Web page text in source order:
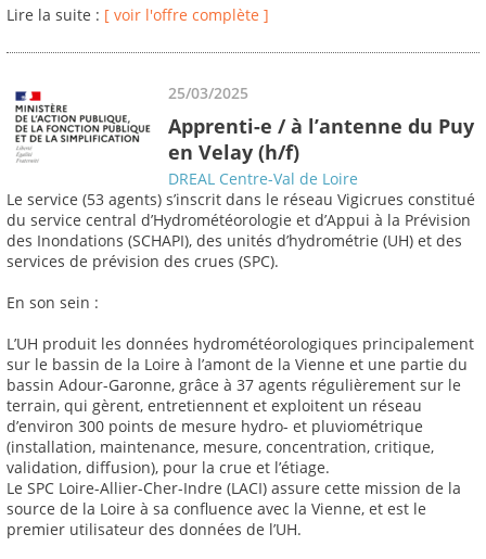
Lire la suite : [ voir l'offre complète ]
25/03/2025
Apprenti-e / à l’antenne du Puy
en Velay (h/f)
DREAL Centre-Val de Loire
Le service (53 agents) s’inscrit dans le réseau Vigicrues constitué
du service central d’Hydrométéorologie et d’Appui à la Prévision
des Inondations (SCHAPI), des unités d’hydrométrie (UH) et des
services de prévision des crues (SPC).
En son sein :
L’UH produit les données hydrométéorologiques principalement
sur le bassin de la Loire à l’amont de la Vienne et une partie du
bassin Adour-Garonne, grâce à 37 agents régulièrement sur le
terrain, qui gèrent, entretiennent et exploitent un réseau
d’environ 300 points de mesure hydro- et pluviométrique
(installation, maintenance, mesure, concentration, critique,
validation, diffusion), pour la crue et l’étiage.
Le SPC Loire-Allier-Cher-Indre (LACI) assure cette mission de la
source de la Loire à sa confluence avec la Vienne, et est le
premier utilisateur des données de l’UH.